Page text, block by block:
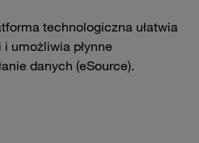
technologiczna ułatwia
umożliwia płynne
danych (eSource).